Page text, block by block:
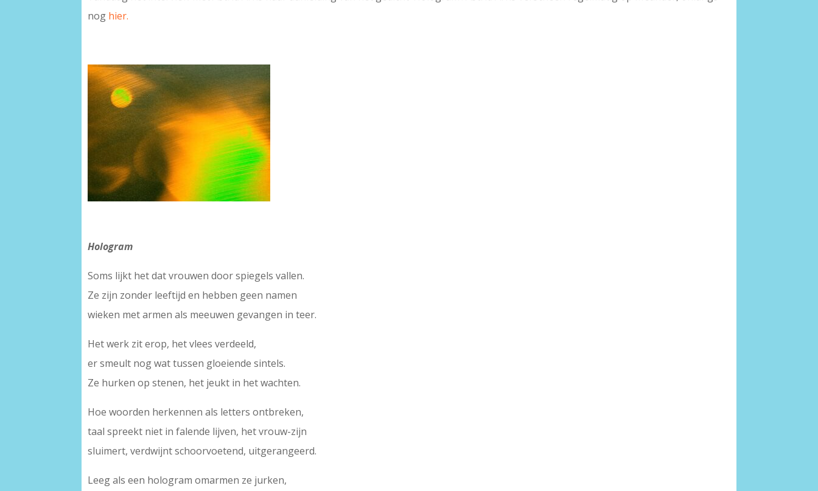
nog hier.
Hologram
Soms lijkt het dat vrouwen door spiegels vallen.
Ze zijn zonder leeftijd en hebben geen namen
wieken met armen als meeuwen gevangen in teer.
Het werk zit erop, het vlees verdeeld,
er smeult nog wat tussen gloeiende sintels.
Ze hurken op stenen, het jeukt in het wachten.
Hoe woorden herkennen als letters ontbreken,
taal spreekt niet in falende lijven, het vrouw-zijn
sluimert, verdwijnt schoorvoetend, uitgerangeerd.
Leeg als een hologram omarmen ze jurken,